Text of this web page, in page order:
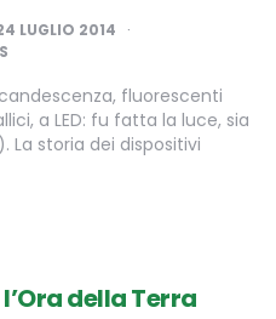
LUGLIO 2014
fluorescenti
a LED: fu fatta la luce, sia
storia dei dispositivi
della Terra